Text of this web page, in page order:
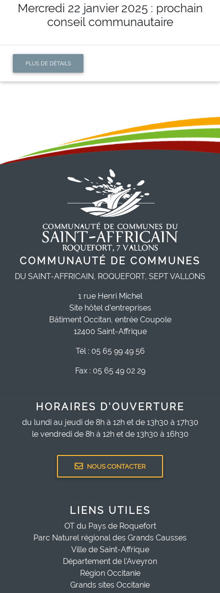
Mercredi 22 janvier 2025 : prochain
conseil communautaire
PLUS DE DÉTAILS
COMMUNAUTÉ DE COMMUNES
DU SAINT-AFFRICAIN, ROQUEFORT, SEPT VALLONS
1 rue Henri Michel
Site hôtel d'entreprises
Bâtiment Occitan, entrée Coupole
12400 Saint-Affrique
Tél : 05 65 99 49 56
Fax : 05 65 49 02 29
HORAIRES D'OUVERTURE
du lundi au jeudi de 8h à 12h et de 13h30 à 17h30
le vendredi de 8h à 12h et de 13h30 à 16h30
NOUS CONTACTER
LIENS UTILES
OT du Pays de Roquefort
Parc Naturel régional des Grands Causses
Ville de Saint-Affrique
Département de l'Aveyron
Région Occitanie
Grands sites Occitanie